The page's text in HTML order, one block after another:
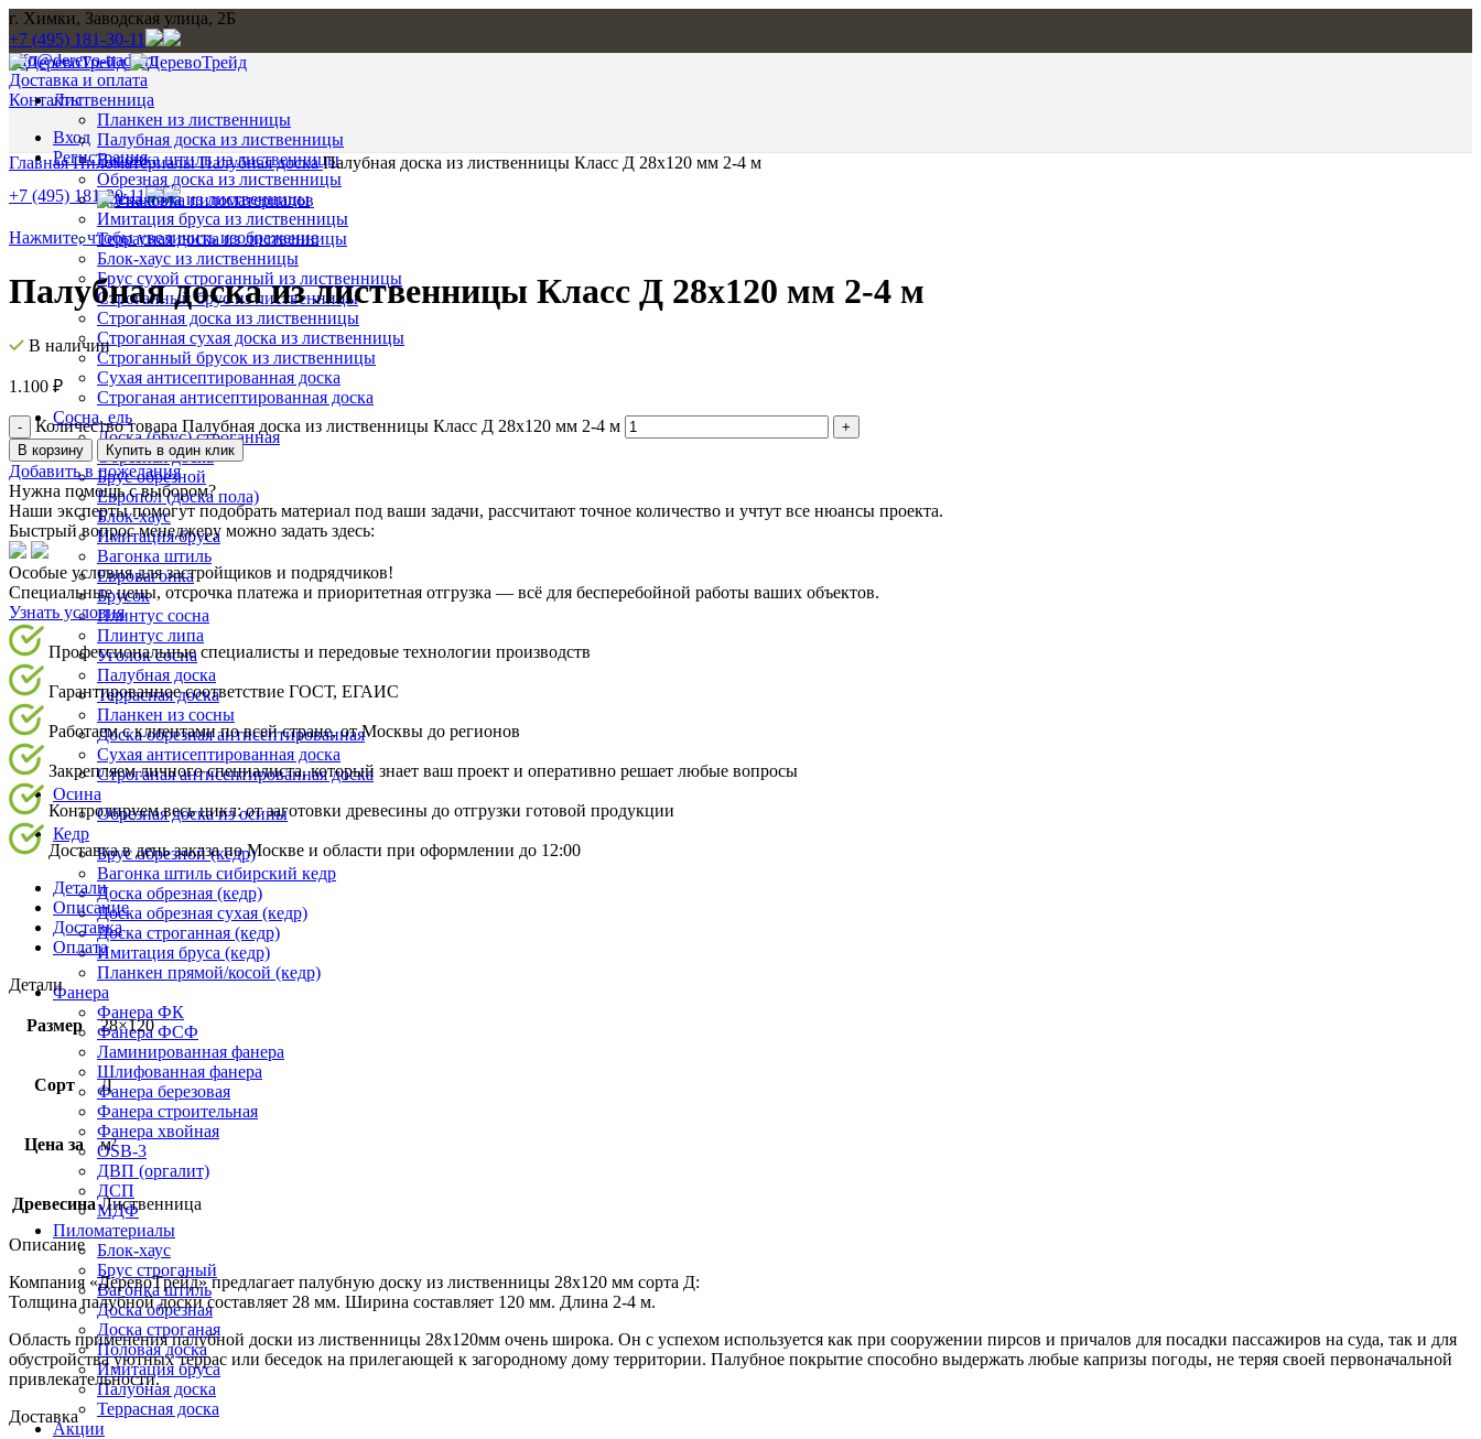
г. Химки, Заводская улица, 2Б
+7 (495) 181-30-11
info@derevo-trade.ru
Доставка и оплата
Контакты
Вход
Регистрация
+7 (495) 181-30-11
Лиственница
Планкен из лиственницы
Палубная доска из лиственницы
Вагонка штиль из лиственницы
Обрезная доска из лиственницы
Доска пола из лиственницы
Имитация бруса из лиственницы
Террасная доска из лиственницы
Блок-хаус из лиственницы
Брус сухой строганный из лиственницы
Строганный брус из лиственницы
Строганная доска из лиственницы
Строганная сухая доска из лиственницы
Строганный брусок из лиственницы
Сухая антисептированная доска
Строганая антисептированная доска
Сосна, ель
Доска (брус) строганная
Обрезная доска
Брус обрезной
Европол (доска пола)
Блок-хаус
Имитация бруса
Вагонка штиль
Евровагонка
Брусок
Плинтус сосна
Плинтус липа
Уголок сосна
Палубная доска
Террасная доска
Планкен из сосны
Доска обрезная антисептированная
Сухая антисептированная доска
Строганая антисептированная доска
Осина
Обрезная доска из осины
Кедр
Брус обрезной (кедр)
Вагонка штиль сибирский кедр
Доска обрезная (кедр)
Доска обрезная сухая (кедр)
Доска строганная (кедр)
Имитация бруса (кедр)
Планкен прямой/косой (кедр)
Фанера
Фанера ФК
Фанера ФСФ
Ламинированная фанера
Шлифованная фанера
Фанера березовая
Фанера строительная
Фанера хвойная
OSB-3
ДВП (оргалит)
ДСП
МДФ
Пиломатериалы
Блок-хаус
Брус строганый
Вагонка штиль
Доска обрезная
Доска строганая
Половая доска
Имитация бруса
Палубная доска
Террасная доска
Акции
ГлавнаяПиломатериалыПалубная доскаПалубная доска из лиственницы Класс Д 28х120 мм 2-4 м
Нажмите, чтобы увеличить изображение
Палубная доска из лиственницы Класс Д 28х120 мм 2-4 м
В наличии
1.100 ₽
Количество товара Палубная доска из лиственницы Класс Д 28х120 мм 2-4 м
В корзину Купить в один клик
Добавить в пожелания
Нужна помощь с выбором?
Наши эксперты помогут подобрать материал под ваши задачи, рассчитают точное количество и учтут все нюансы проекта.
Быстрый вопрос менеджеру можно задать здесь:
Особые условия для застройщиков и подрядчиков!
Специальные цены, отсрочка платежа и приоритетная отгрузка — всё для бесперебойной работы ваших объектов.
Узнать условия
Профессиональные специалисты и передовые технологии производств
Гарантированное соответствие ГОСТ, ЕГАИС
Работаем с клиентами по всей стране, от Москвы до регионов
Закрепляем личного специалиста, который знает ваш проект и оперативно решает любые вопросы
Контролируем весь цикл: от заготовки древесины до отгрузки готовой продукции
Доставка в день заказа по Москве и области при оформлении до 12:00
Детали
Описание
Доставка
Оплата
Детали
Размер 28×120
Сорт Д
Цена за м²
Древесина Лиственница
Описание
Компания «ДеревоTрейд» предлагает палубную доску из лиственницы 28х120 мм сорта Д:
Толщина палубной доски составляет 28 мм. Ширина составляет 120 мм. Длина 2-4 м.
Область примененияпалубной доски из лиственницы 28х120мм очень широка. Он с успехом используется как при сооружении пирсов и причалов для посадки пассажиров на суда, так и для
обустройства уютных террас или беседок на прилегающей к загородному дому территории. Палубное покрытие способно выдержать любые капризы погоды, не теряя своей первоначальной
привлекательности.
Доставка